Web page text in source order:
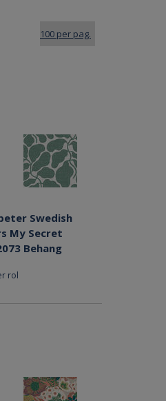
Swedish
My Secret
Behang
rol